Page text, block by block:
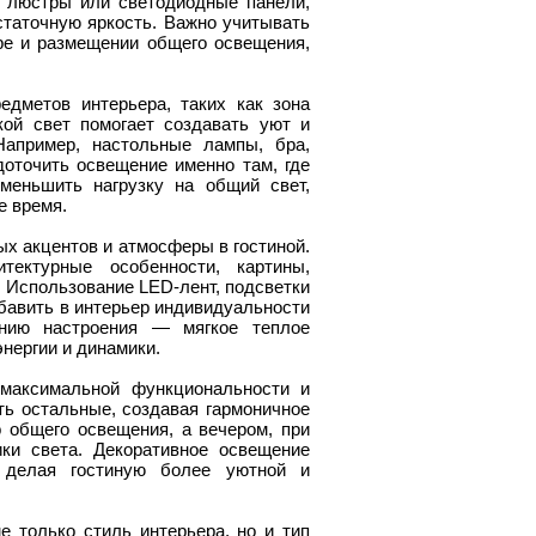
яркость. Важно учитывать
и размещении общего освещения,
интерьера, таких как зона
свет помогает создавать уют и
настольные лампы, бра,
освещение именно там, где
нагрузку на общий свет,
время.
акцентов и атмосферы в гостиной.
особенности, картины,
LED-лент, подсветки
в интерьер индивидуальности
настроения — мягкое теплое
и динамики.
функциональности и
остальные, создавая гармоничное
общего освещения, а вечером, при
света. Декоративное освещение
гостиную более уютной и
только стиль интерьера, но и тип